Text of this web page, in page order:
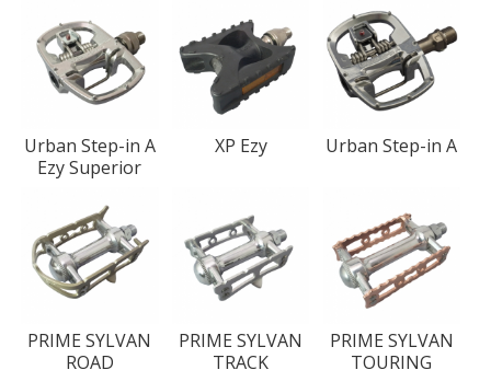
Urban Step-in A
Ezy Superior
XP Ezy Urban Step-in A
PRIME SYLVAN
ROAD
PRIME SYLVAN
TRACK
PRIME SYLVAN
TOURING